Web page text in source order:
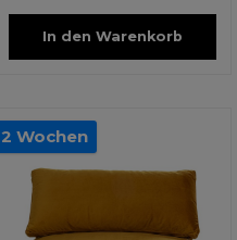
In den Warenkorb
2 Wochen